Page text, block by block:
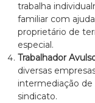
trabalha
familiar com
proprietário de
especial.
Trabalhador
diversas
intermediação
sindicato.